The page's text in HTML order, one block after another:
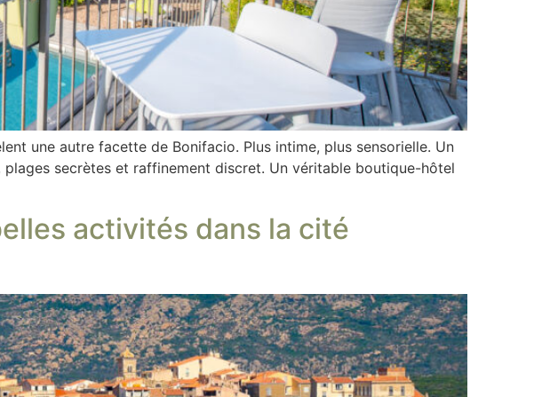
une autre facette de Bonifacio. Plus intime, plus sensorielle. Un
secrètes et raffinement discret. Un véritable boutique-hôtel
activités dans la cité